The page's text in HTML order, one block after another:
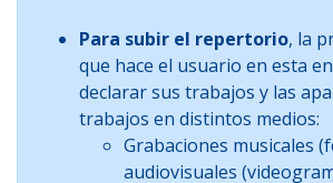
Para subir el repertorio, la
que hace el usuario en esta
declarar sus trabajos y las
trabajos en distintos medios:
Grabaciones musicales
audiovisuales